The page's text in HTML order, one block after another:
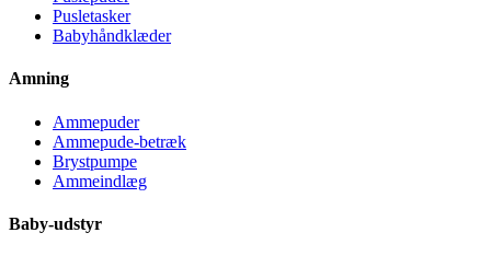
Pusletasker
Babyhåndklæder
Amning
Ammepuder
Ammepude-betræk
Brystpumpe
Ammeindlæg
Baby-udstyr